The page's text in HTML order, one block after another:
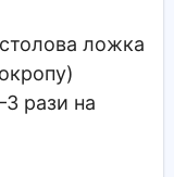
столова ложка
рази на